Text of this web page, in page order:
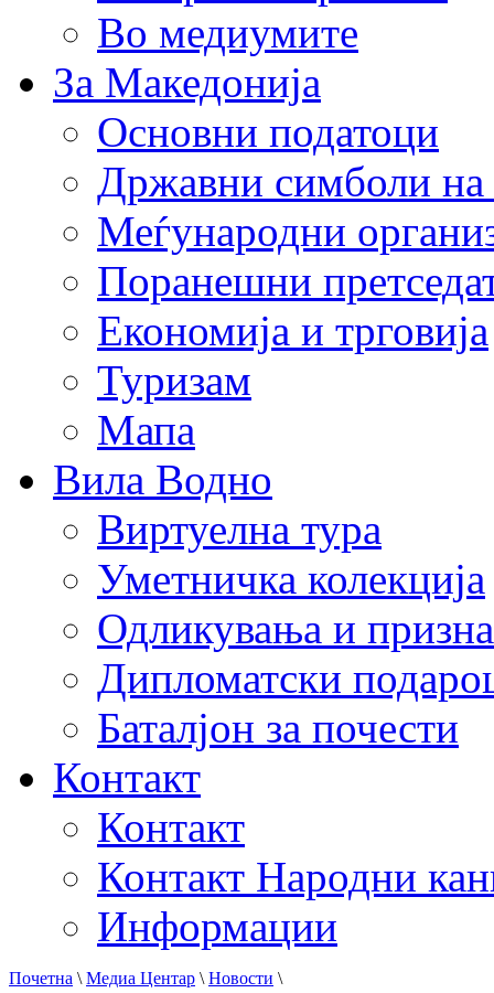
Во медиумите
За Македонија
Основни податоци
Државни симболи
Меѓународни
Поранешни
Економија и трговија
Туризам
Мапа
Вила Водно
Виртуелна тура
Уметничка колекција
Одликувања и
Дипломатски
Баталјон за почести
Контакт
Контакт
Контакт Народни
Информации
Почетна \Медиа Центар \Новости \